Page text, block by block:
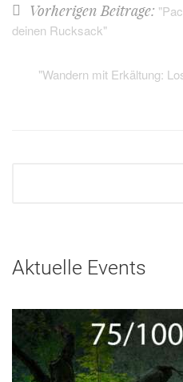
Vorherigen Beitrage:
deinen Rucksack"
"Wandern mit Erkältung:
Aktuelle Events